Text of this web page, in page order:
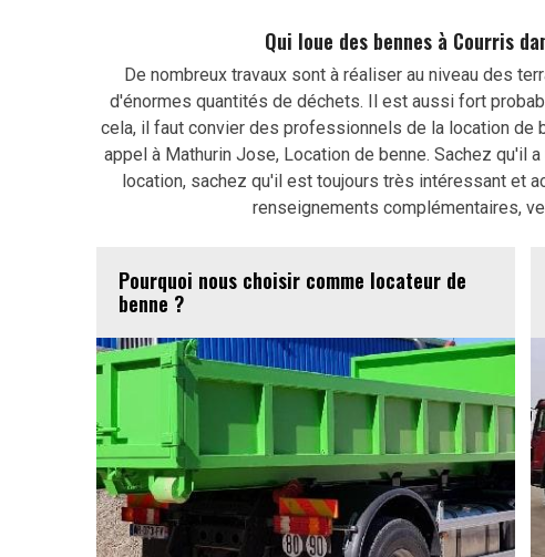
Qui loue des bennes à Courris
De nombreux travaux sont à réaliser au niveau des
d'énormes quantités de déchets. Il est aussi fort
cela, il faut convier des professionnels de la location de
appel à Mathurin Jose, Location de benne. Sachez qu'il
location, sachez qu'il est toujours très intéressant et
renseignements complémentaires,
Pourquoi nous choisir comme locateur de
benne ?